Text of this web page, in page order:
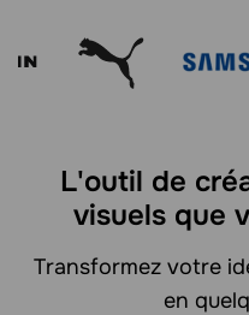
L'outil de
visuels que
Transformez votre
en